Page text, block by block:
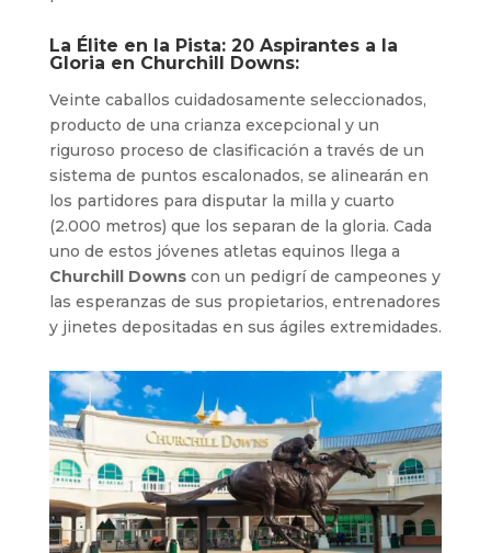
La Élite en la Pista: 20 Aspirantes a la
Gloria en Churchill Downs:
Veinte caballos cuidadosamente seleccionados,
producto de una crianza excepcional y un
riguroso proceso de clasificación a través de un
sistema de puntos escalonados, se alinearán en
los partidores para disputar la milla y cuarto
(2.000 metros) que los separan de la gloria. Cada
uno de estos jóvenes atletas equinos llega a
Churchill Downscon un pedigrí de campeones y
las esperanzas de sus propietarios, entrenadores
y jinetes depositadas en sus ágiles extremidades.